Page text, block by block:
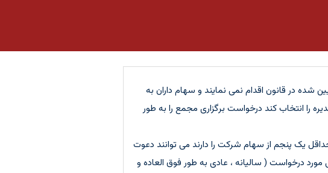
در قانون اقدام نمی نمایند و سهام داران به
را انتخاب کند درخواست برگزاری مجمع را به طور
که حداقل یک پنجم از سهام شرکت را دارند می توانند دعوت
درخواست ( سالیانه ، عادی به طور فوق العاده و